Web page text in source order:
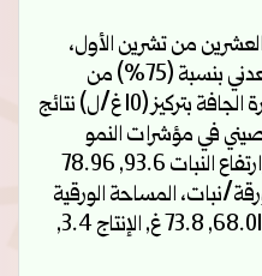
العشرين من تشرين الأول،
فقد سجلت معاملة التسميد المعدني بنسبة (75%) من
المعادلة السمادية ومعلق الخميرة الجافة بتركيز (10 غ/ل) نتائج
في مؤشرات النمو
الخضرية والإنتاجية على الترتيب (ارتفاع النبات 93.6, 78.96
عدد الأوراق 12.14, 10.45 ورقة/نبات، المساحة الورقية
, وزن البصلة68.01, 73.8 غ, الإنتاج 3.4,